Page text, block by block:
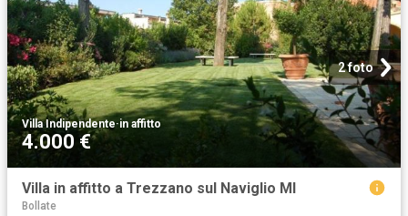
2 foto
Villa Indipendente·in affitto
4.000 €
Villa in affitto a Trezzano sul Naviglio MI
Bollate